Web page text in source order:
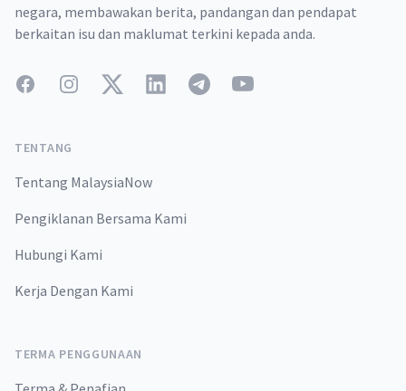
negara, membawakan berita, pandangan dan pendapat
berkaitan isu dan maklumat terkini kepada anda.
FacebookInstagramTwitterLinkedInTelegramYouTube
TENTANG
Tentang MalaysiaNow
Pengiklanan Bersama Kami
Hubungi Kami
Kerja Dengan Kami
TERMA PENGGUNAAN